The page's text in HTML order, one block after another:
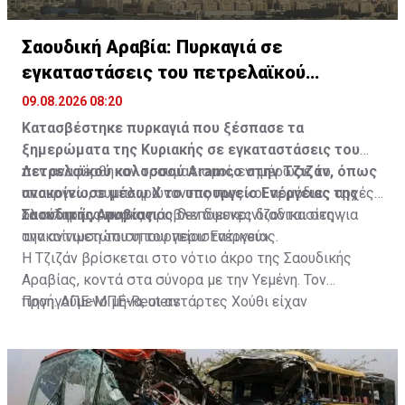
Σαουδική Αραβία: Πυρκαγιά σε
εγκαταστάσεις του πετρελαϊκού
κολοσσού Aramco
09.08.2026 08:20
Κατασβέστηκε πυρκαγιά που ξέσπασε τα
ξημερώματα της Κυριακής σε εγκαταστάσεις του
πετρελαϊκού κολοσσού Aramco στην Τζιζάν, όπως
ανακοίνωσε μέσω Χ το υπουργείο Ενέργειας της
Σαουδικής Αραβίας.
Δεν αναφέρθηκαν τραυματισμοί, ενημέρωσε το
υπουργείο, συμπληρώνοντας πως «οι αρμόδιες αρχές
ολοκληρώνουν τις προβλεπόμενες διαδικασίες για
την αντιμετώπιση του περιστατικού».
Τα αίτια της πυρκαγιάς δεν διευκρινίζονται στην
ανακοίνωση του υπουργείου Ενέργειας.
Η Τζιζάν βρίσκεται στο νότιο άκρο της Σαουδικής
Αραβίας, κοντά στα σύνορα με την Υεμένη. Τον
προηγούμενο μήνα, οι αντάρτες Χούθι είχαν
διυλιστηρίου της Aramco στην περιοχή.
Πηγή: ΑΠΕ-ΜΠΕ-Reuters